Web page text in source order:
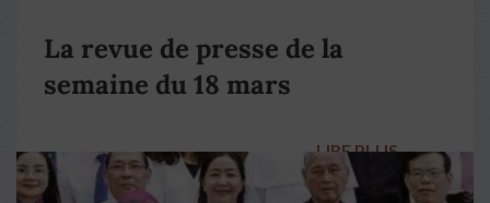
La revue de presse de la
semaine du 18 mars
LIRE PLUS →